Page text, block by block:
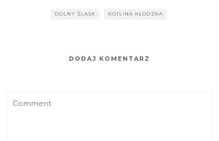
DOLNY ŚLĄSK KOTLINA KŁODZKA
DODAJ KOMENTARZ